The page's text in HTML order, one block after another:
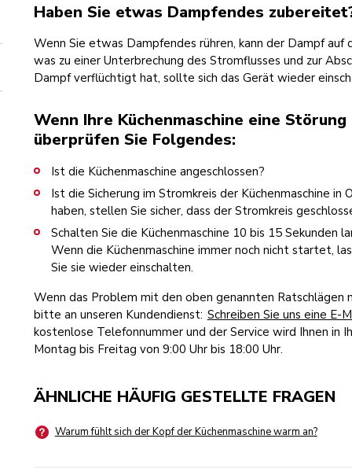
Haben Sie etwas Dampfendes
Wenn Sie etwas Dampfendes rühren, kann der Dampf auf
was zu einer Unterbrechung des Stromflusses und zur
Dampf verflüchtigt hat, sollte sich das Gerät wieder
Wenn Ihre Küchenmaschine eine
überprüfen Sie Folgendes:
Ist die Küchenmaschine angeschlossen?
Ist die Sicherung im Stromkreis der Küchenmaschine in
haben, stellen Sie sicher, dass der Stromkreis
Schalten Sie die Küchenmaschine 10 bis 15 Sekunden
Wenn die Küchenmaschine immer noch nicht startet,
Sie sie wieder einschalten.
Wenn das Problem mit den oben genannten Ratschlägen
bitte an unseren Kundendienst: Schreiben Sie uns eine E-
kostenlose Telefonnummer und der Service wird Ihnen in
Montag bis Freitag von 9:00 Uhr bis 18:00 Uhr.
ÄHNLICHE HÄUFIG GESTELLTE FRAGEN
Warum fühlt sich der Kopf der Küchenmaschine warm an?